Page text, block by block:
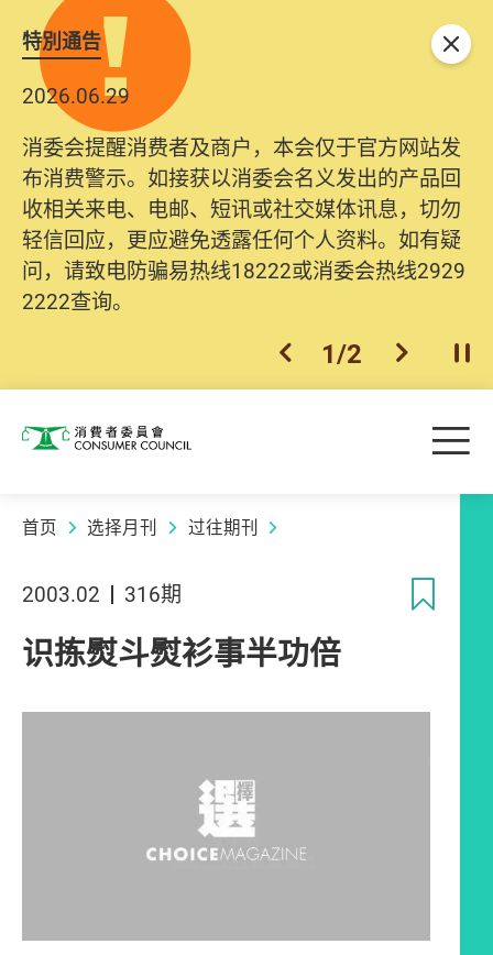
特別通告
2026.06.29
消委会提醒消费者及商户，本会仅于官方网站发
布消费警示。如接获以消委会名义发出的产品回
收相关来电、电邮、短讯或社交媒体讯息，切勿
轻信回应，更应避免透露任何个人资料。如有疑
问，请致电防骗易热线18222或消委会热线2929
2222查询。
上一个
1/2 下一个开
关闭
消费者委员会 目
首页 选择月刊 过往期刊
2003.02 316期
识拣熨斗熨衫事半功倍